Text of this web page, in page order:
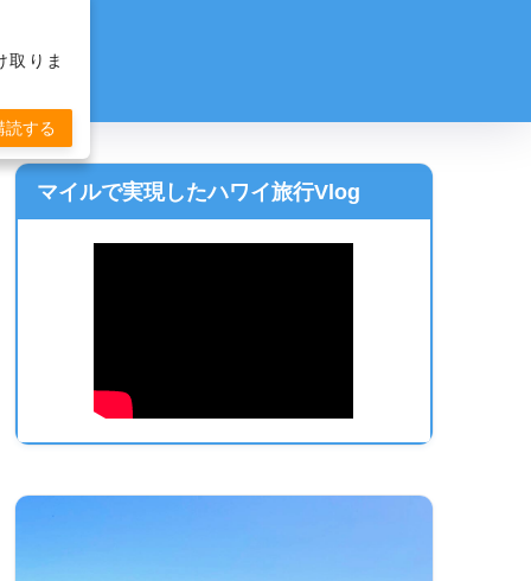
マイルで実現したハワイ旅行Vlog
取りま
読する